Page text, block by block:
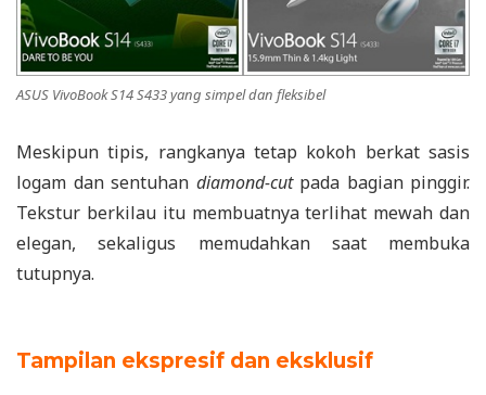
ASUS VivoBook S14 S433 yang simpel dan fleksibel
Meskipun tipis, rangkanya tetap kokoh berkat sasis
logam dan sentuhan diamond-cutpada bagian pinggir.
Tekstur berkilau itu membuatnya terlihat mewah dan
elegan, sekaligus memudahkan saat membuka
tutupnya.
Tampilan ekspresif dan eksklusif